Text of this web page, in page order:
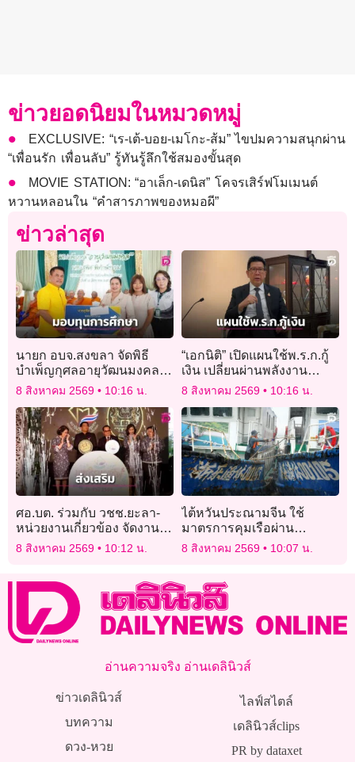
ข่าวยอดนิยมในหมวดหมู่
EXCLUSIVE: “เร-เต้-บอย-เมโกะ-ส้ม” ไขปมความสนุกผ่าน
“เพื่อนรัก เพื่อนลับ” รู้ทันรู้ลึกใช้สมองขั้นสุด
MOVIE STATION: “อาเล็ก-เดนิส” โคจรเสิร์ฟโมเมนต์
หวานหลอนใน “คำสารภาพของหมอผี”
ข่าวล่าสุด
นายก อบจ.สงขลา จัดพิธี
บำเพ็ญกุศลอายุวัฒนมงคล
มอบทุนการศึกษาสามเณร
8 สิงหาคม 2569 10:16 น.
“เอกนิติ” เปิดแผนใช้พ.ร.ก.กู้
เงิน เปลี่ยนผ่านพลังงาน
ประเดิมติดโซลาร์-รถ
8 สิงหาคม 2569 10:16 น.
ศอ.บต. ร่วมกับ วชช.ยะลา-
หน่วยงานเกี่ยวข้อง จัดงาน
“มหกรรมอาชีพ 2569”
8 สิงหาคม 2569 10:12 น.
ไต้หวันประณามจีน ใช้
มาตรการคุมเรือผ่าน
ช่องแคบช่วงไต้ฝุ่น “ดอลฟิน”
8 สิงหาคม 2569 10:07 น.
อ่านความจริง อ่านเดลินิวส์
ข่าวเดลินิวส์
บทความ
ดวง-หวย
ไลฟ์สไตล์
เดลินิวส์clips
PR by dataxet